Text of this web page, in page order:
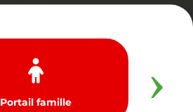
Portail famille ›